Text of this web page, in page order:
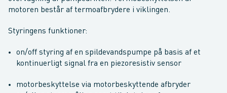
motoren består af termoafbrydere i viklingen.
Styringens funktioner:
on/off styring af en spildevandspumpe på basis af et
kontinuerligt signal fra en piezoresistiv sensor
motorbeskyttelse via motorbeskyttende afbryder